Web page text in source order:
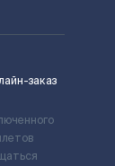
заказ